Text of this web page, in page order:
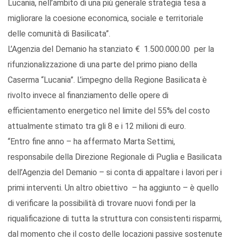
Lucania, nell’ambito di una più generale strategia tesa a
migliorare la coesione economica, sociale e territoriale
delle comunità di Basilicata”.
L’Agenzia del Demanio ha stanziato € 1.500.000.00 per la
rifunzionalizzazione di una parte del primo piano della
Caserma “Lucania”. L’impegno della Regione Basilicata è
rivolto invece al finanziamento delle opere di
efficientamento energetico nel limite del 55% del costo
attualmente stimato tra gli 8 e i 12 milioni di euro.
“Entro fine anno – ha affermato Marta Settimi,
responsabile della Direzione Regionale di Puglia e Basilicata
dell’Agenzia del Demanio – si conta di appaltare i lavori per i
primi interventi. Un altro obiettivo – ha aggiunto – è quello
di verificare la possibilità di trovare nuovi fondi per la
riqualificazione di tutta la struttura con consistenti risparmi,
dal momento che il costo delle locazioni passive sostenute